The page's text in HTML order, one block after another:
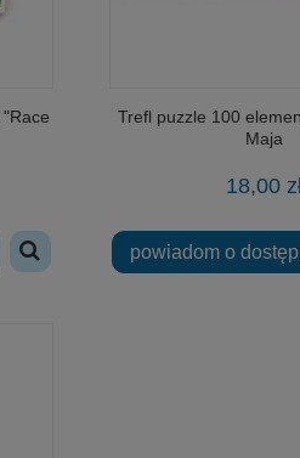
Trefl puzzle 100
Maja
18,00
powiadom o